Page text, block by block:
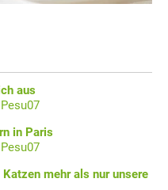
aus
Pesu07
in Paris
Pesu07
mehr als nur unsere